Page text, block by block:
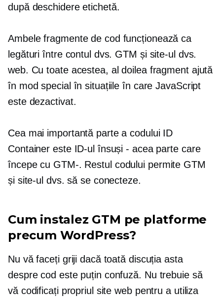
după deschidereetichetă.
Ambele fragmente de cod funcționează ca
legături între contul dvs. GTM și site-ul dvs.
web. Cu toate acestea, al doilea fragment ajută
în mod special în situațiile în care JavaScript
este dezactivat.
Cea mai importantă parte a codului ID
Container este ID-ul însuși - acea parte care
începe cu GTM-. Restul codului permite GTM
și site-ul dvs. să se conecteze.
Cum instalez GTM pe platforme
precum WordPress?
Nu vă faceți griji dacă toată discuția asta
despre cod este puțin confuză. Nu trebuie să
vă codificați propriul site web pentru a utiliza